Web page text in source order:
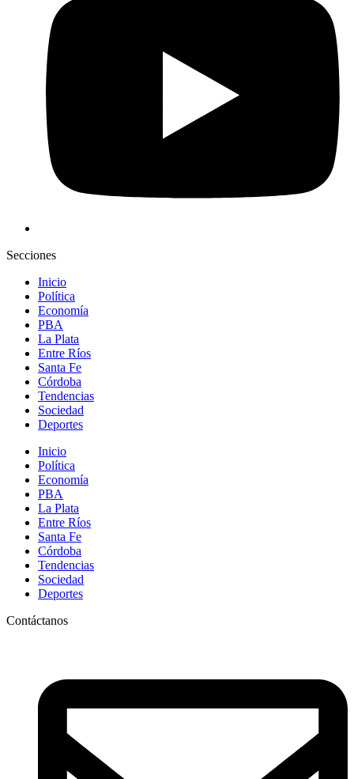
Secciones
Inicio
Política
Economía
PBA
La Plata
Entre Ríos
Santa Fe
Córdoba
Tendencias
Sociedad
Deportes
Inicio
Política
Economía
PBA
La Plata
Entre Ríos
Santa Fe
Córdoba
Tendencias
Sociedad
Deportes
Contáctanos